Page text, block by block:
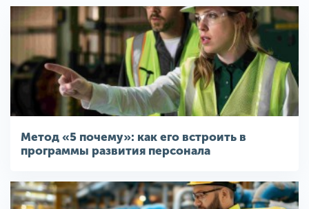
Метод «5 почему»: как его встроить в
программы развития персонала